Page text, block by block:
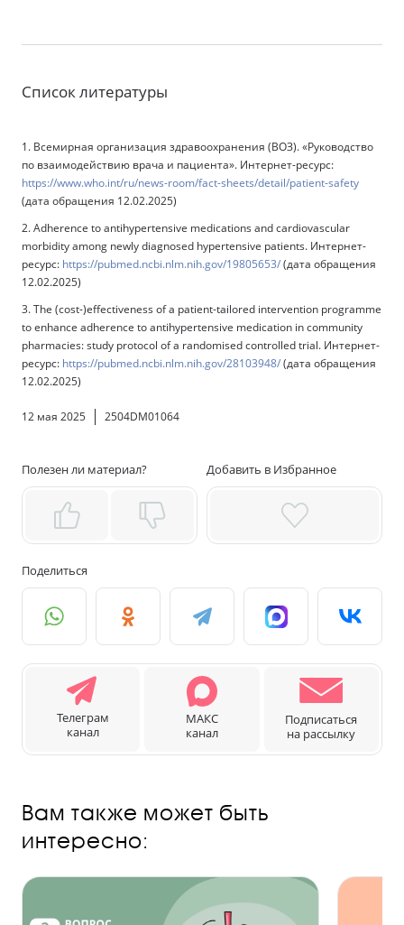
Список литературы
1. Всемирная организация здравоохранения (ВОЗ). «Руководство
по взаимодействию врача и пациента». Интернет-ресурс:
https://www.who.int/ru/news-room/fact-sheets/detail/patient-safety
(дата обращения 12.02.2025)
2. Adherence to antihypertensive medications and cardiovascular
morbidity among newly diagnosed hypertensive patients. Интернет-
ресурс: https://pubmed.ncbi.nlm.nih.gov/19805653/(дата обращения
12.02.2025)
3. The (cost-)effectiveness of a patient-tailored intervention programme
to enhance adherence to antihypertensive medication in community
pharmacies: study protocol of a randomised controlled trial. Интернет-
ресурс: https://pubmed.ncbi.nlm.nih.gov/28103948/(дата обращения
12.02.2025)
12 мая 2025 2504DM01064
Полезен ли материал? Добавить в Избранное
Поделиться
Телеграм
канал
МАКС
канал
Подписаться
на рассылку
Вам также может быть
интересно: